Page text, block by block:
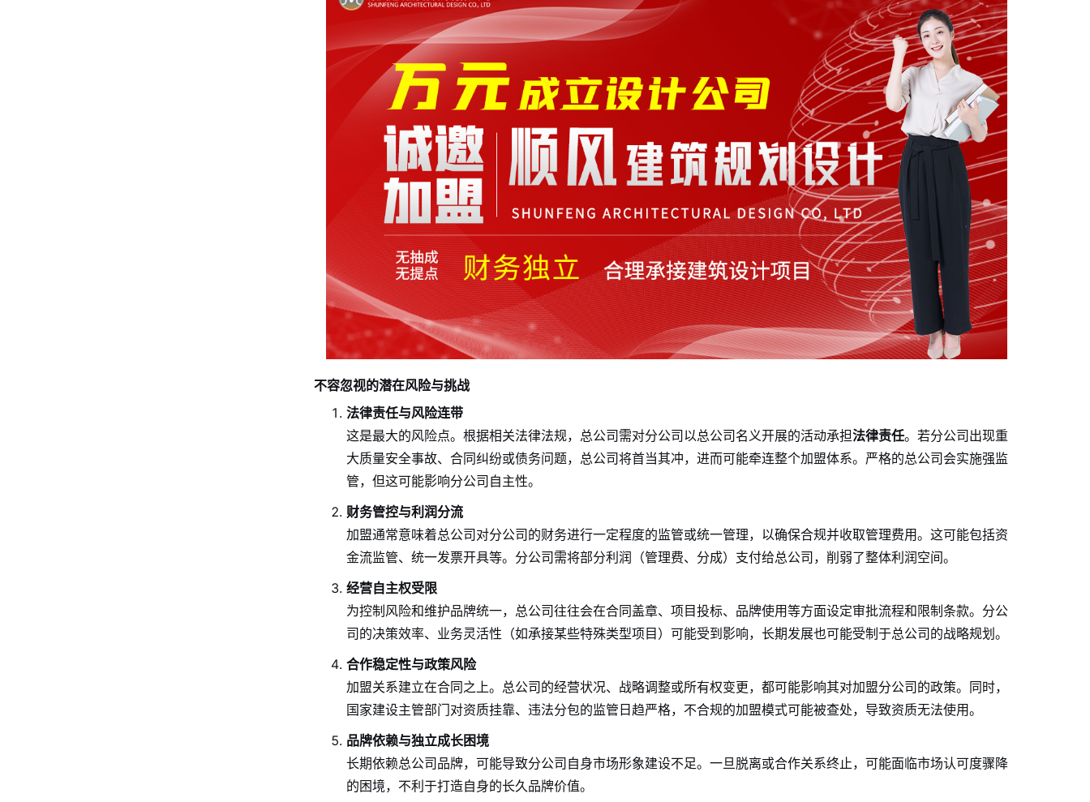
不容忽视的潜在风险与挑战
法律责任与风险连带
这是最大的风险点。根据相关法律法规，总公司需对分公司以总公司名义开展的活动承担法律责任。若分公司出现重
大质量安全事故、合同纠纷或债务问题，总公司将首当其冲，进而可能牵连整个加盟体系。严格的总公司会实施强监
管，但这可能影响分公司自主性。
财务管控与利润分流
加盟通常意味着总公司对分公司的财务进行一定程度的监管或统一管理，以确保合规并收取管理费用。这可能包括资
金流监管、统一发票开具等。分公司需将部分利润（管理费、分成）支付给总公司，削弱了整体利润空间。
经营自主权受限
为控制风险和维护品牌统一，总公司往往会在合同盖章、项目投标、品牌使用等方面设定审批流程和限制条款。分公
司的决策效率、业务灵活性（如承接某些特殊类型项目）可能受到影响，长期发展也可能受制于总公司的战略规划。
合作稳定性与政策风险
加盟关系建立在合同之上。总公司的经营状况、战略调整或所有权变更，都可能影响其对加盟分公司的政策。同时，
国家建设主管部门对资质挂靠、违法分包的监管日趋严格，不合规的加盟模式可能被查处，导致资质无法使用。
品牌依赖与独立成长困境
长期依赖总公司品牌，可能导致分公司自身市场形象建设不足。一旦脱离或合作关系终止，可能面临市场认可度骤降
的困境，不利于打造自身的长久品牌价值。